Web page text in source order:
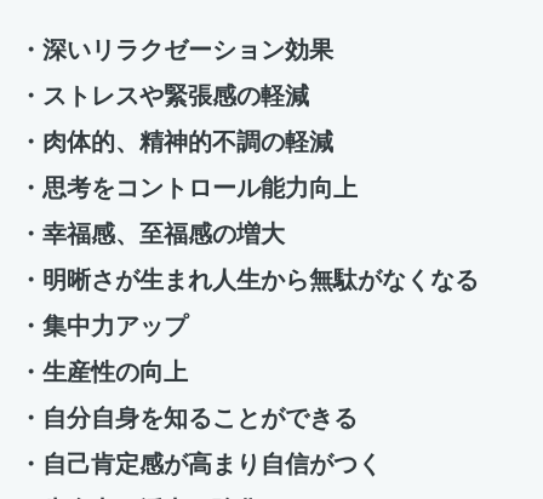
・深いリラクゼーション効果
・ストレスや緊張感の軽減
・肉体的、精神的不調の軽減
・思考をコントロール能力向上
・幸福感、至福感の増大
・明晰さが生まれ人生から無駄がなくなる
・集中力アップ
・生産性の向上
・自分自身を知ることができる
・自己肯定感が高まり自信がつく